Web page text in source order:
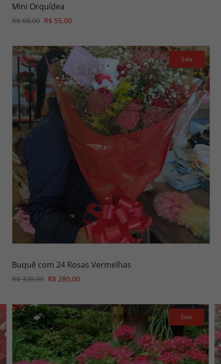
Mini Orquídea
R$ 68,00 R$ 55,00
Sale
Buquê com 24 Rosas Vermelhas
R$ 320,00 R$ 280,00
Sale